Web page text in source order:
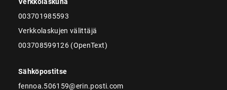
003701985593
Verkkolaskujen välittäjä
003708599126 (OpenText)
Sähköpostitse
fennoa.506159@erin.posti.com